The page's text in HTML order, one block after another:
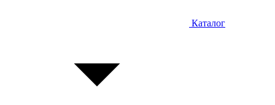
Каталог